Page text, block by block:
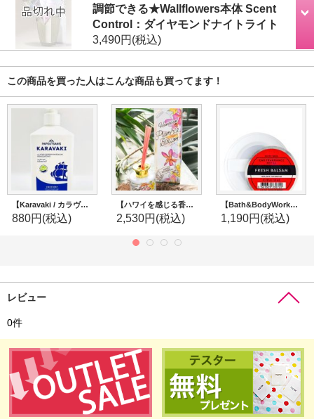
調節できる★Wallflowers本体 Scent
Control：ダイヤモンドナイトライト
3,490円(税込)
この商品を買った人はこんな商品も買ってます！
【Karavaki / カラヴァキ】リキッドソープ：クラシック
880円 (税込)
【ハワイを感じる香り】kahiko プルメリアディフューザー：SWEET PLUMERIA（スイートプルメリア）
2,530円 (税込)
【Bath&BodyWorks】カーフレグランス詰替リフィル：フレッシュバルサム
1,190円 (税込)
レビュー
0件